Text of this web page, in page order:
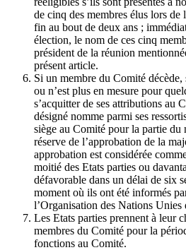
de cinq des membres élus lors de
fin au bout de deux ans ;
élection, le nom de ces cinq
président de la réunion
présent article.
Si un membre du Comité décède,
ou n’est plus en mesure pour
s’acquitter de ses attributions au
désigné nomme parmi ses
siège au Comité pour la partie du
réserve de l’approbation de la
approbation est considérée
moitié des Etats parties ou
défavorable dans un délai de six
moment où ils ont été informés
l’Organisation des Nations
Les Etats parties prennent à leur
membres du Comité pour la
fonctions au Comité.